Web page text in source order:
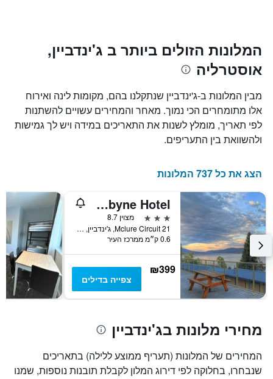
המחיר
הממוצע
של
במהלך
סוף
השבוע
זה
שנמצא
האחרונים
X
המציגים
את
הימים
שנותרו
עד
למועד
השהות
כולל
ציר
Y
המציג
את
מחיר
הממוצע
של
חדר
המלונות הזולים ביותר ב ג'ינדביין,
אוסטרליה
מבין המלונות ב-ג'ינדביין שנתקלנו בהם, מקומות לינה ואירוח
אלו מתומחרים הכי נמוך. מאחר והמחירים עשויים להשתנות
לפי תאריך, מומלץ לשנות את התאריכים במידה ויש לך גמישות
ולהשוואת בין התעריפים.
הצג את כל 737 המלונות
Lake Jindabyne Hotel
3 כוכבים
מצוין 8.7
21 Mclure Circuit, ג'ינדביין, NSW, אוסטרליה
0.6 ק״מ ממרכז העיר
₪399
צפייה בדילים
מחירי מלונות בג'ינדביין
המחירים של המלונות (תעריף ממוצע ללילה) בתאריכים
שנבחרו, בחלוקה לפי דירוג המלון לקבלת תובנות נוספות, שמנו